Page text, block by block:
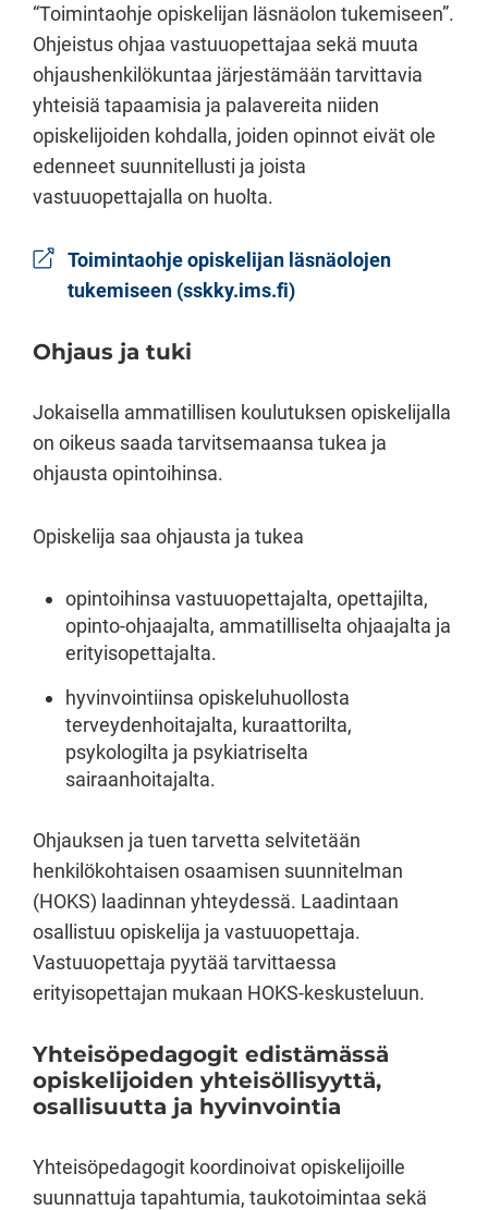
“Toimintaohje opiskelijan läsnäolon tukemiseen”.
Ohjeistus ohjaa vastuuopettajaa sekä muuta
ohjaushenkilökuntaa järjestämään tarvittavia
yhteisiä tapaamisia ja palavereita niiden
opiskelijoiden kohdalla, joiden opinnot eivät ole
edenneet suunnitellusti ja joista
vastuuopettajalla on huolta.
Toimintaohje opiskelijan läsnäolojen
tukemiseen (sskky.ims.fi)
Ohjaus ja tuki
Jokaisella ammatillisen koulutuksen opiskelijalla
on oikeus saada tarvitsemaansa tukea ja
ohjausta opintoihinsa.
Opiskelija saa ohjausta ja tukea
opintoihinsa vastuuopettajalta, opettajilta,
opinto-ohjaajalta, ammatilliselta ohjaajalta ja
erityisopettajalta.
hyvinvointiinsa opiskeluhuollosta
terveydenhoitajalta, kuraattorilta,
psykologilta ja psykiatriselta
sairaanhoitajalta.
Ohjauksen ja tuen tarvetta selvitetään
henkilökohtaisen osaamisen suunnitelman
(HOKS) laadinnan yhteydessä. Laadintaan
osallistuu opiskelija ja vastuuopettaja.
Vastuuopettaja pyytää tarvittaessa
erityisopettajan mukaan HOKS-keskusteluun.
Yhteisöpedagogit edistämässä
opiskelijoiden yhteisöllisyyttä,
osallisuutta ja hyvinvointia
Yhteisöpedagogit koordinoivat opiskelijoille
suunnattuja tapahtumia, taukotoimintaa sekä